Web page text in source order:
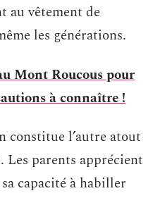
au vêtement de
les générations.
Mont Roucous pour
à connaître !
constitue l’autre atout
Les parents apprécient
capacité à habiller